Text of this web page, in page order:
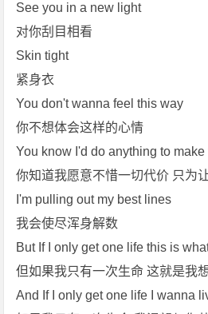
See you in a new light
对你刮目相看
Skin tight
紧身衣
You don't wanna feel this way
你不想体会这样的心情
You know I'd do anything to make
你知道我愿意不惜一切代价 只为
I'm pulling out my best lines
我会使尽浑身解数
But If I only get one life this is
但如果我只有一次生命 这就是我
And If I only get one life I wanna